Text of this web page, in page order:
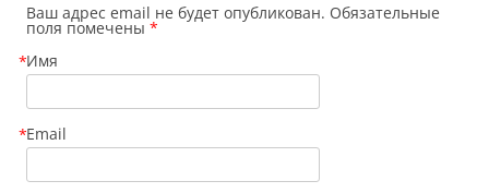
Ваш адрес email не будет опубликован. Обязательные
поля помечены *
Имя
*
Email
*